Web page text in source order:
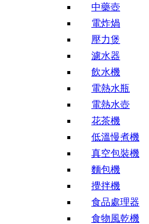
中藥壺
電炸煱
壓力煲
濾水器
飲水機
電熱水瓶
電熱水壺
花茶機
低溫慢煮機
真空包裝機
麵包機
攪拌機
食品處理器
食物風乾機